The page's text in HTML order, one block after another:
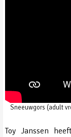
Sneeuwgors (adult
Toy Janssen